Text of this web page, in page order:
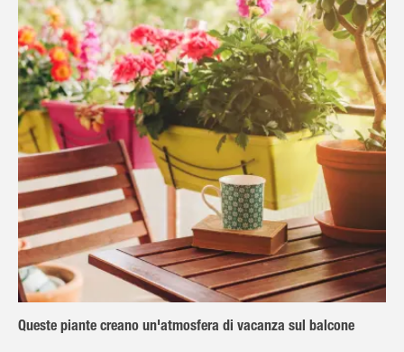
Queste piante creano un'atmosfera di vacanza sul balcone